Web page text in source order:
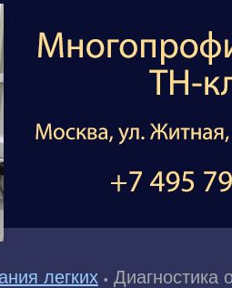
легких • Диагностика